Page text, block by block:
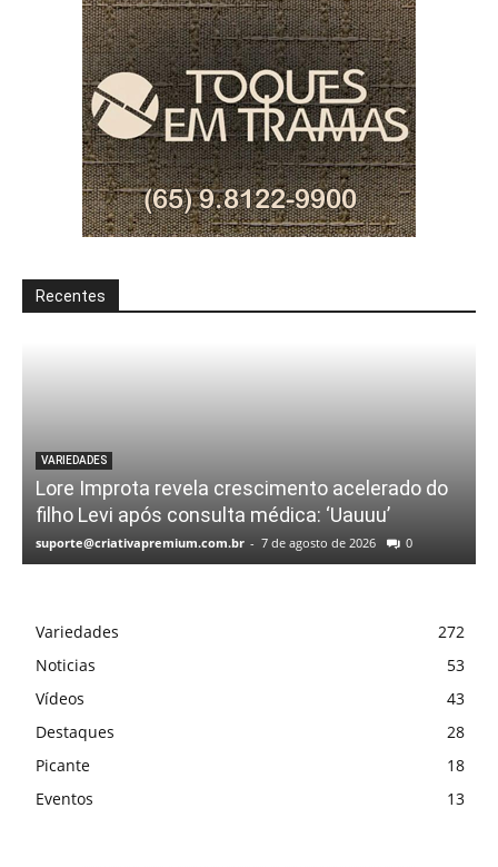
Recentes
VARIEDADES
Lore Improta revela crescimento acelerado do
filho Levi após consulta médica: ‘Uauuu’
suporte@criativapremium.com.br - 7 de agosto de 2026 0
Variedades
272
Noticias
53
Vídeos
43
Destaques
28
Picante
18
Eventos
13